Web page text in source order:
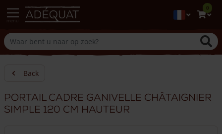
0
Back
Portail cadre ganivelle châtaignier
simple 120 cm hauteur